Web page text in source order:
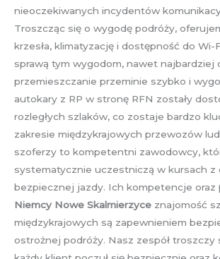
nieoczekiwanych incydentów
Troszcząc się o wygodę podróży,
krzesła, klimatyzację i dostępność do Wi-
sprawą tym wygodom, nawet najbardziej
przemieszczanie przeminie szybko i
autokary z RP w stronę RFN zostały
rozległych szlaków, co zostaje bardzo
zakresie międzykrajowych przewozów
szoferzy to kompetentni zawodowcy,
systematycznie uczestniczą w kursach z
bezpiecznej jazdy. Ich kompetencje oraz
Niemcy Nowe Skalmierzyce znajomość
międzykrajowych są zapewnieniem
ostrożnej podróży. Nasz zespół troszczy